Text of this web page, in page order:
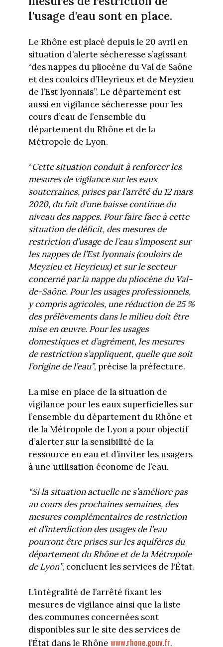
l'usage d'eau sont en place.
Le Rhône est placé depuis le 20 avril en
situation d’alerte sécheresse s’agissant
“des nappes du pliocène du Val de Saône
et des couloirs d’Heyrieux et de Meyzieu
de l’Est lyonnais”. Le département est
aussi en vigilance sécheresse pour les
cours d’eau de l’ensemble du
département du Rhône et de la
Métropole de Lyon.
“Cette situation conduit à renforcer les
mesures de vigilance sur les eaux
souterraines, prises par l’arrêté du 12 mars
2020, du fait d’une baisse continue du
niveau des nappes. Pour faire face à cette
situation de déficit, des mesures de
restriction d’usage de l’eau s’imposent sur
les nappes de l’Est lyonnais (couloirs de
Meyzieu et Heyrieux) et sur le secteur
concerné par la nappe du pliocène du Val-
de-Saône. Pour les usages professionnels,
y compris agricoles, une réduction de 25 %
des prélèvements dans le milieu doit être
mise en œuvre. Pour les usages
domestiques et d’agrément, les mesures
de restriction s’appliquent, quelle que soit
l’origine de l’eau”, précise la préfecture.
La mise en place de la situation de
vigilance pour les eaux superficielles sur
l’ensemble du département du Rhône et
de la Métropole de Lyon a pour objectif
d’alerter sur la sensibilité de la
ressource en eau et d’inviter les usagers
à une utilisation économe de l’eau.
“Si la situation actuelle ne s’améliore pas
au cours des prochaines semaines, des
mesures complémentaires de restriction
et d’interdiction des usages de l’eau
pourront être prises sur les aquifères du
département du Rhône et de la Métropole
de Lyon”, concluent les services de l'État.
L’intégralité de l’arrêté fixant les
mesures de vigilance ainsi que la liste
des communes concernées sont
disponibles sur le site des services de
l’État dans le Rhône www.rhone.gouv.fr.